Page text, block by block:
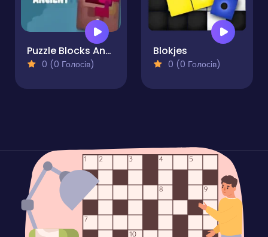
Puzzle Blocks Ancient
0 (0 Голосів)
Blokjes
0 (0 Голосів)